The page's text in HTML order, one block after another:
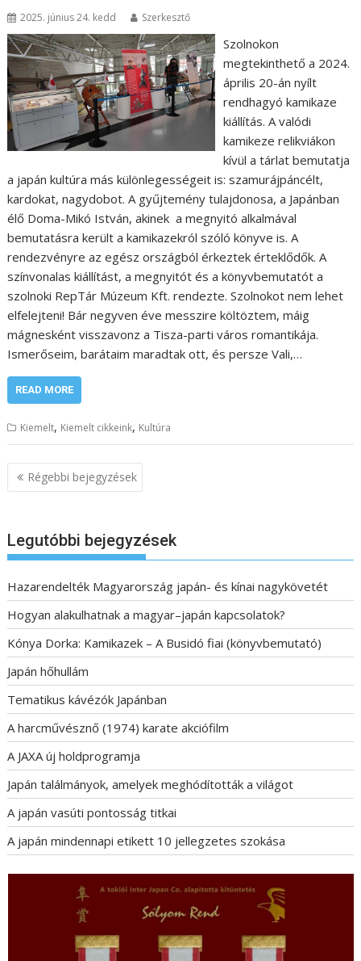
2025. június 24. kedd Szerkesztő
Szolnokon
megtekinthető a 2024.
április 20-án nyílt
rendhagyó kamikaze
kiállítás. A valódi
kamikeze relikviákon
kívül a tárlat bemutatja
a japán kultúra más különlegességeit is: szamurájpáncélt,
kardokat, nagydobot. A gyűjtemény tulajdonosa, a Japánban
élő Doma-Mikó István, akinek a megnyitó alkalmával
bemutatásra került a kamikazekról szóló könyve is. A
rendezvényre az egész országból érkeztek érteklődők. A
színvonalas kiállítást, a megnyitót és a könyvbemutatót a
szolnoki RepTár Múzeum Kft. rendezte. Szolnokot nem lehet
elfelejteni! Bár negyven éve messzire költöztem, máig
mágnesként visszavonz a Tisza-parti város romantikája.
Ismerőseim, barátaim maradtak ott, és persze Vali,…
READ MORE
Kiemelt, Kiemelt cikkeink, Kultúra
B
e
e
g
y
z
é
s
n
a
v
i
g
á
c
i
ó
Régebbi bejegyzések
Legutóbbi bejegyzések
Hazarendelték Magyarország japán- és kínai nagykövetét
Hogyan alakulhatnak a magyar–japán kapcsolatok?
Kónya Dorka: Kamikazek – A Busidó fiai (könyvbemutató)
Japán hőhullám
Tematikus kávézók Japánban
A harcművésznő (1974) karate akciófilm
A JAXA új holdprogramja
Japán találmányok, amelyek meghódították a világot
A japán vasúti pontosság titkai
A japán mindennapi etikett 10 jellegzetes szokása